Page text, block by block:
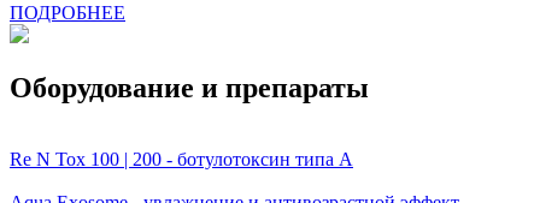
ПОДРОБНЕЕ
Оборудование и препараты
Re N Tox 100 | 200 - ботулотоксин типа А